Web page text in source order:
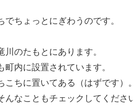
ちょっとにぎわうのです。
川のたもとにあります。
内に設置されています。
ちに置いてある（はずです）。
なこともチェックしてくださ